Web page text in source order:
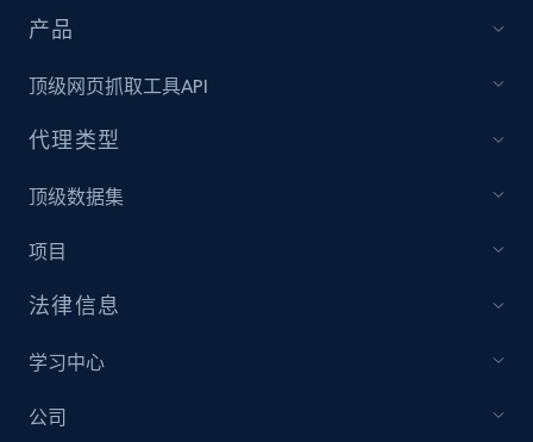
产品
顶级网页抓取工具API
代理类型
顶级数据集
项目
法律信息
学习中心
公司